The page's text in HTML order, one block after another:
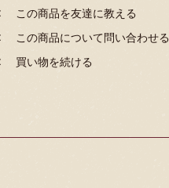
この商品を友達に教える
この商品について問い合わせる
買い物を続ける